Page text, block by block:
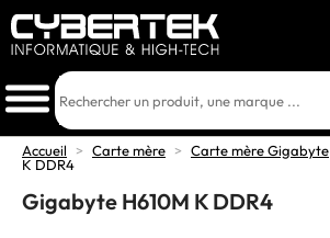
Accueil > Carte mère > Carte mère Gigabyte
K DDR4
Gigabyte H610M K DDR4